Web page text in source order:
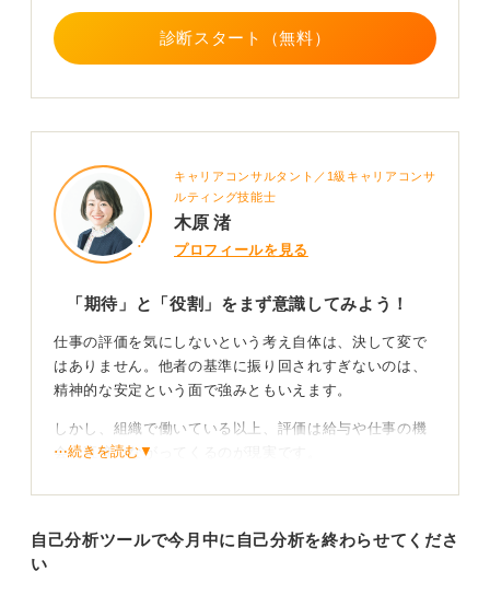
平感、心身の疲労などがある場合は、それらの原因を切
り分けて考えることが大切です。
るのも一つの手です。
仕事以外に重心を置く生き方も素晴らしい選択ですが、
台になります。
0
診断スタート（無料）
キャリアコンサルタント／1級キャリアコンサ
ルティング技能士
木原 渚
プロフィールを見る
「期待」と「役割」をまず意識してみよう！
仕事の評価を気にしないという考え自体は、決して変で
はありません。他者の基準に振り回されすぎないのは、
精神的な安定という面で強みともいえます。
しかし、組織で働いている以上、評価は給与や仕事の機
会に直接つながってくるのが現実です。
れ、評価されないという不幸な状況になりかねません。
⋯続きを読む▼
自己分析ツールで今月中に自己分析を終わらせてくださ
い